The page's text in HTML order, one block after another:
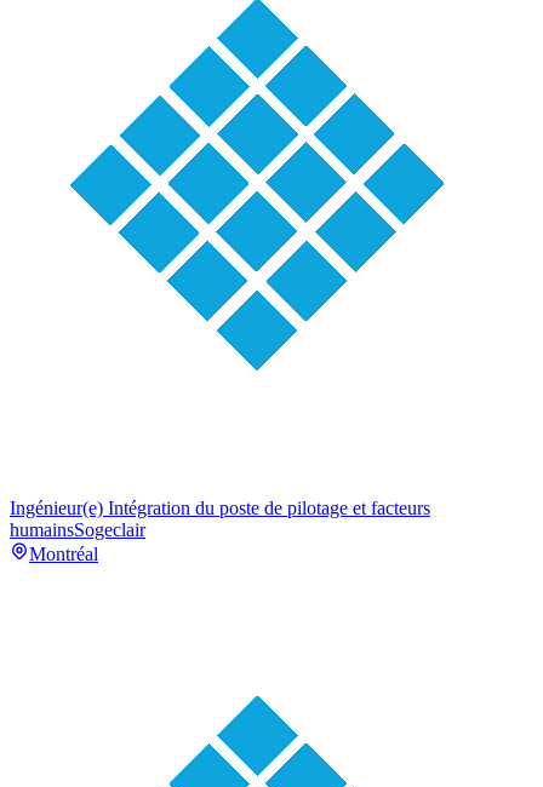
Ingénieur(e) Intégration du poste de pilotage et facteurs
humainsSogeclair
Montréal